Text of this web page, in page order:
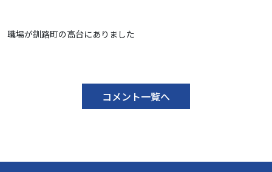
職場が釧路町の高台にありました
コメント一覧へ